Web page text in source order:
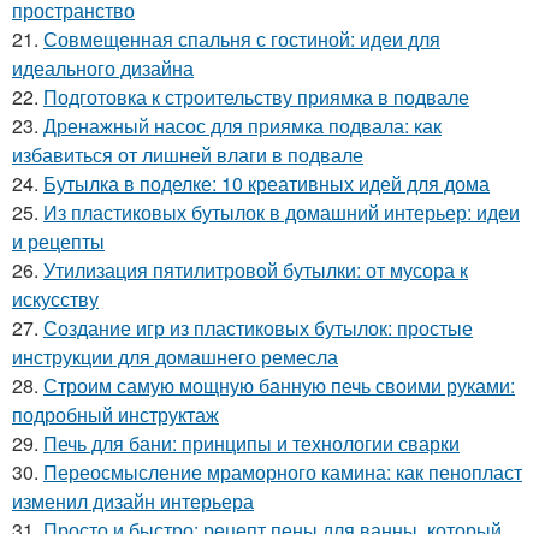
пространство
21. Совмещенная спальня с гостиной: идеи для
идеального дизайна
22. Подготовка к строительству приямка в подвале
23. Дренажный насос для приямка подвала: как
избавиться от лишней влаги в подвале
24. Бутылка в поделке: 10 креативных идей для дома
25. Из пластиковых бутылок в домашний интерьер: идеи
и рецепты
26. Утилизация пятилитровой бутылки: от мусора к
искусству
27. Создание игр из пластиковых бутылок: простые
инструкции для домашнего ремесла
28. Строим самую мощную банную печь своими руками:
подробный инструктаж
29. Печь для бани: принципы и технологии сварки
30. Переосмысление мраморного камина: как пенопласт
изменил дизайн интерьера